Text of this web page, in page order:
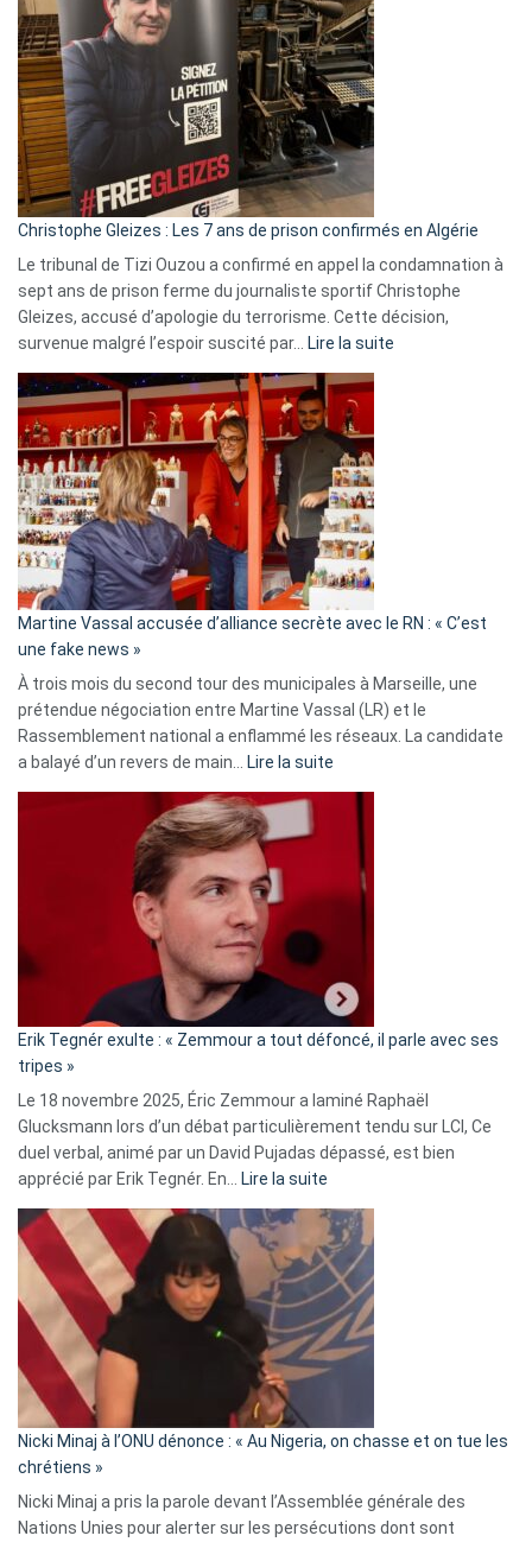
Espagne,
Irlande
et
Slovénie
rejettent
la
présence
d’Israël
Christophe Gleizes : Les 7 ans de prison confirmés en Algérie
Le tribunal de Tizi Ouzou a confirmé en appel la condamnation à
sept ans de prison ferme du journaliste sportif Christophe
Gleizes, accusé d’apologie du terrorisme. Cette décision,
survenue malgré l’espoir suscité par…
Lire la suite
Algérie
Martine Vassal accusée d’alliance secrète avec le RN : « C’est
une fake news »
À trois mois du second tour des municipales à Marseille, une
prétendue négociation entre Martine Vassal (LR) et le
Rassemblement national a enflammé les réseaux. La candidate
a balayé d’un revers de main…
Lire la suite
d’alliance
secrète
«
C’est
fake
news
»
Erik Tegnér exulte : « Zemmour a tout défoncé, il parle avec ses
tripes »
Le 18 novembre 2025, Éric Zemmour a laminé Raphaël
Glucksmann lors d’un débat particulièrement tendu sur LCI, Ce
duel verbal, animé par un David Pujadas dépassé, est bien
apprécié par Erik Tegnér. En…
Lire la suite
Tegnér
exulte
« Zemmour
a
tout
parle
ses
tripes »
Nicki Minaj à l’ONU dénonce : « Au Nigeria, on chasse et on tue les
chrétiens »
Nicki Minaj a pris la parole devant l’Assemblée générale des
Nations Unies pour alerter sur les persécutions dont sont